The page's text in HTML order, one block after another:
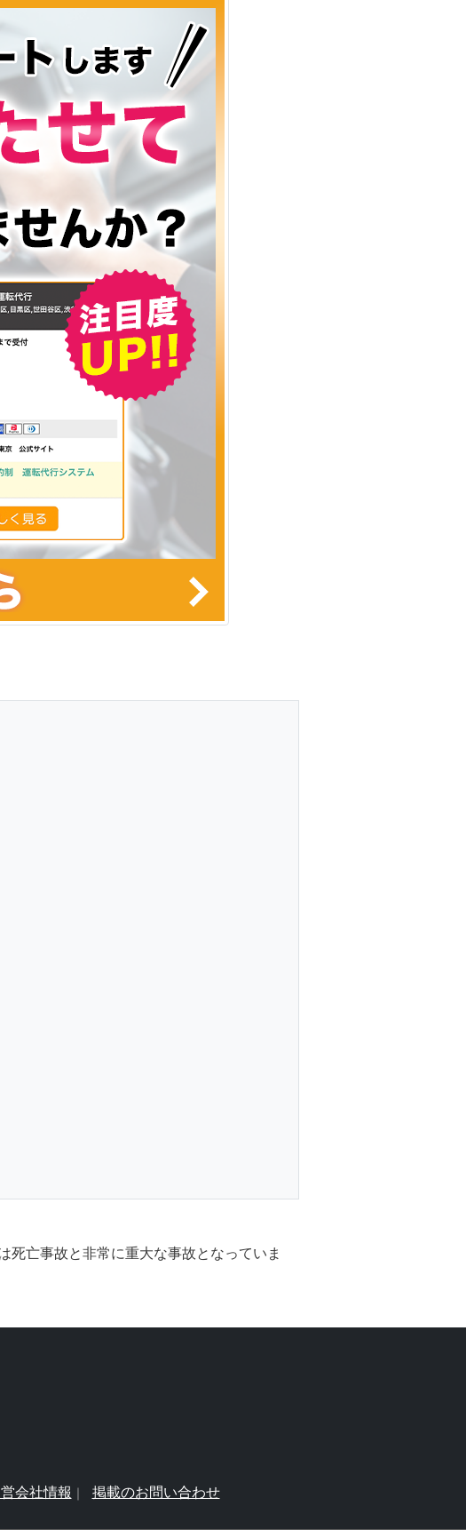
亡事故と非常に重大な事故となっていま
会社情報 掲載のお問い合わせ